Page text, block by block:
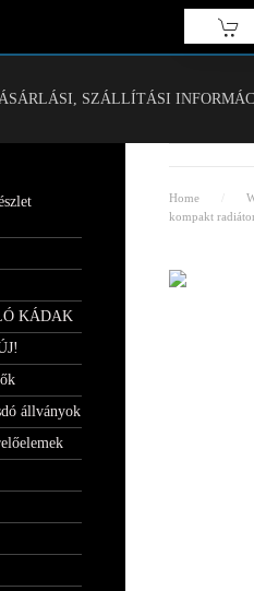
SZÁLLÍTÁSI
Home
kompakt
KÁDAK
állványok